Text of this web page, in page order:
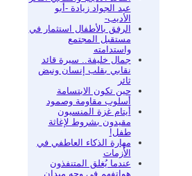
عبد الجواد زيادة -أبو
الأديب-
الرفق بالأطفال استثمار في
مستقبل المجتمع
واستدامته
جمال خليفة.. سيرة قائد
نقابي بقلب إنسان ونبض
ثائر
حين تكون الابتسامة
أسلوب مقاومة وصمود
أيتام غزة المنسيون
مقيدون بشروط لإغاثة
طفل!
مهارة الذكاء العاطفي في
الأزمات
عندما يُغلق المتنفذون
هواتفهم في وجه ميدان